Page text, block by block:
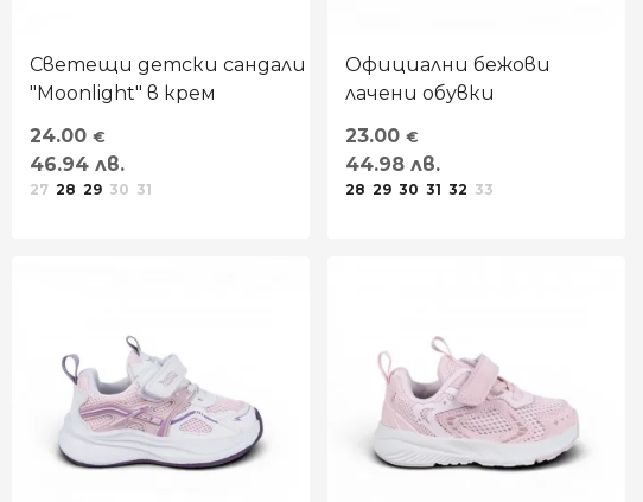
Светещи детски сандали
"Moonlight" в крем
24.00€
46.94 лв.
27 28 29 30 31
Официални бежови
лачени обувки
23.00€
44.98 лв.
28 29 30 31 32 33